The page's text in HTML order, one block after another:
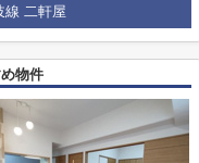
線 二軒屋
物件